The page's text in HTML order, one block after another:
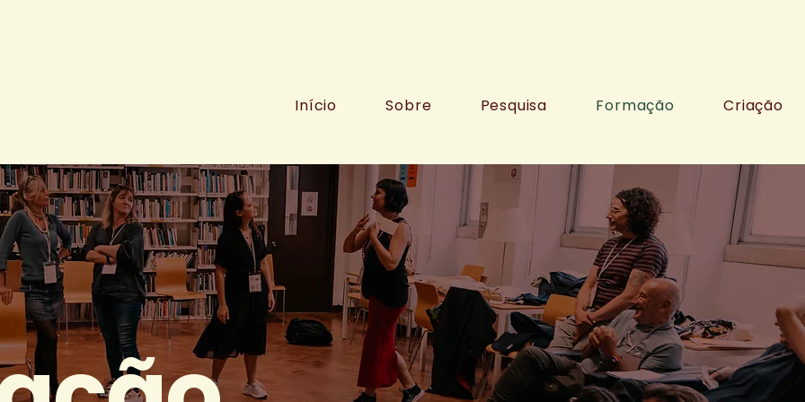
Início Sobre Pesquisa Formação Criação